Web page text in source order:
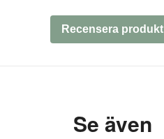
Recensera produkt
Se även